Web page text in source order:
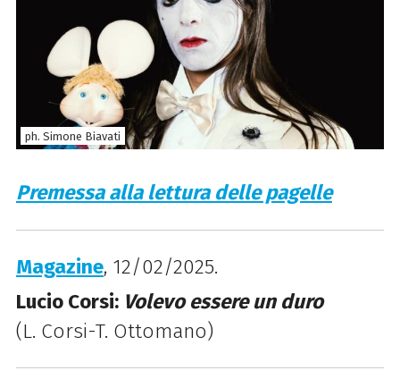
ph. Simone Biavati
Premessa alla lettura delle pagelle
Magazine, 12/02/2025.
Lucio Corsi: Volevo essere un duro
(L. Corsi-T. Ottomano)